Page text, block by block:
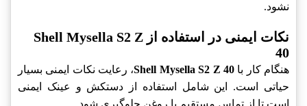
نشود.
نکات ایمنی در استفاده از Shell Mysella S2 Z
40
هنگام کار باShell Mysella S2 Z 40، رعایت نکات ایمنی بسیار
حیاتی است. این شامل استفاده از دستکش و عینک ایمنی